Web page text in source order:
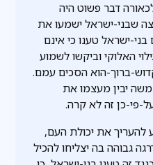
דבר פשוט היה
שבני-ישראל ישמעו את
ישראל טענו כי אינם
האלוקי וביקשו לשמוע
ברוך-הוא הסכים עמם.
יבין מעצמו את
פי-כן זה לא קרה.
להעריך את יכולת העם,
גבוהה בה יצליחו להכיל